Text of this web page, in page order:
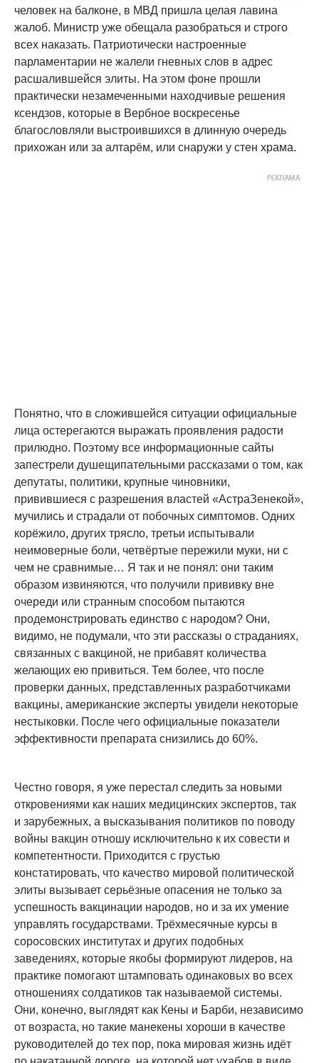
человек на балконе, в МВД пришла целая лавина
жалоб. Министр уже обещала разобраться и строго
всех наказать. Патриотически настроенные
парламентарии не жалели гневных слов в адрес
расшалившейся элиты. На этом фоне прошли
практически незамеченными находчивые решения
ксендзов, которые в Вербное воскресенье
благословляли выстроившихся в длинную очередь
прихожан или за алтарём, или снаружи у стен храма.
Понятно, что в сложившейся ситуации официальные
лица остерегаются выражать проявления радости
прилюдно. Поэтому все информационные сайты
запестрели душещипательными рассказами о том, как
депутаты, политики, крупные чиновники,
привившиеся с разрешения властей «АстраЗенекой»,
мучились и страдали от побочных симптомов. Одних
корёжило, других трясло, третьи испытывали
неимоверные боли, четвёртые пережили муки, ни с
чем не сравнимые… Я так и не понял: они таким
образом извиняются, что получили прививку вне
очереди или странным способом пытаются
продемонстрировать единство с народом? Они,
видимо, не подумали, что эти рассказы о страданиях,
связанных с вакциной, не прибавят количества
желающих ею привиться. Тем более, что после
проверки данных, представленных разработчиками
вакцины, американские эксперты увидели некоторые
нестыковки. После чего официальные показатели
эффективности препарата снизились до 60%.
Честно говоря, я уже перестал следить за новыми
откровениями как наших медицинских экспертов, так
и зарубежных, а высказывания политиков по поводу
войны вакцин отношу исключительно к их совести и
компетентности. Приходится с грустью
констатировать, что качество мировой политической
элиты вызывает серьёзные опасения не только за
успешность вакцинации народов, но и за их умение
управлять государствами. Трёхмесячные курсы в
соросовских институтах и других подобных
заведениях, которые якобы формируют лидеров, на
практике помогают штамповать одинаковых во всех
отношениях солдатиков так называемой системы.
Они, конечно, выглядят как Кены и Барби, независимо
от возраста, но такие манекены хороши в качестве
руководителей до тех пор, пока мировая жизнь идёт